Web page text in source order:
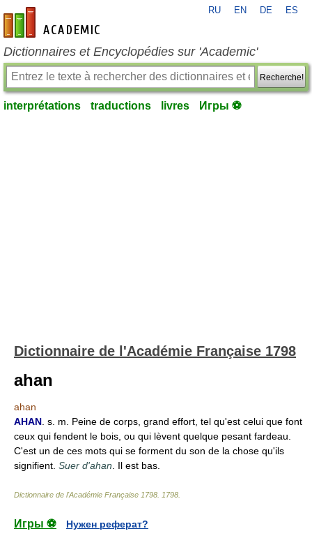
fr-academic.com
RU EN DE ES
Dictionnaires et Encyclopédies sur 'Academic'
Recherche!
interprétations traductions livres Игры ⚽
Dictionnaire de l'Académie Française 1798
ahan
ahan
AHAN . s. m. Peine de corps, grand effort, tel qu'est celui que font
ceux qui fendent le bois, ou qui lèvent quelque pesant fardeau.
C'est un de ces mots qui se forment du son de la chose qu'ils
signifient. Suer d'ahan . Il est bas.
Dictionnaire de l'Académie Française 1798 1798
Игры ⚽
Нужен реферат?